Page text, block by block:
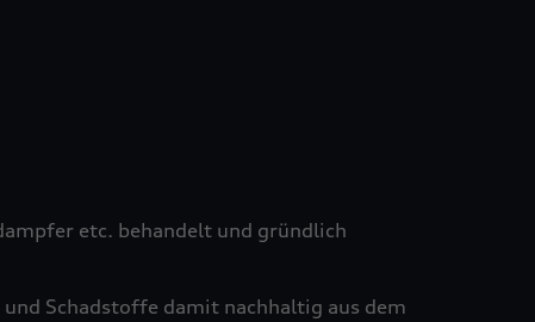
etc. behandelt und gründlich
Schadstoffe damit nachhaltig aus dem